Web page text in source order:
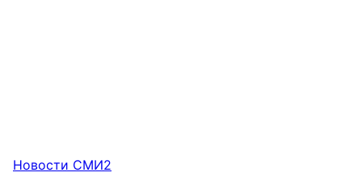
Новости СМИ2